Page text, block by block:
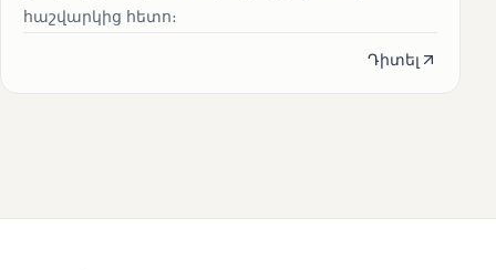
հաշվարկից հետո։
Դիտել